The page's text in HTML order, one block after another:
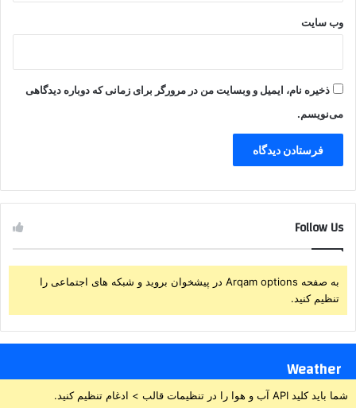
وب‌ سایت
ذخیره نام، ایمیل و وبسایت من در مرورگر برای زمانی که دوباره دیدگاهی
می‌نویسم.
Follow Us
به صفحه Arqam options در پیشخوان بروید و شبکه های اجتماعی را
تنظیم کنید.
Weather
شما باید کلید API آب و هوا را در تنظیمات قالب > ادغام تنظیم کنید.